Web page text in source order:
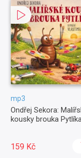
mp3
Ondřej Sekora:
kousky brouka
159 Kč